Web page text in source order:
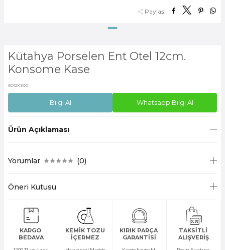
Paylaş:
Kütahya Porselen Ent Otel 12cm.
Konsome Kase
EO12KS00
Bilgi Al Whatsapp Bilgi Al
Ürün Açıklaması
Yorumlar (0)
Öneri Kutusu
KARGO
BEDAVA
KEMİK TOZU
İÇERMEZ
KIRIK PARÇA
GARANTİSİ
TAKSİTLİ
ALIŞVERİŞ